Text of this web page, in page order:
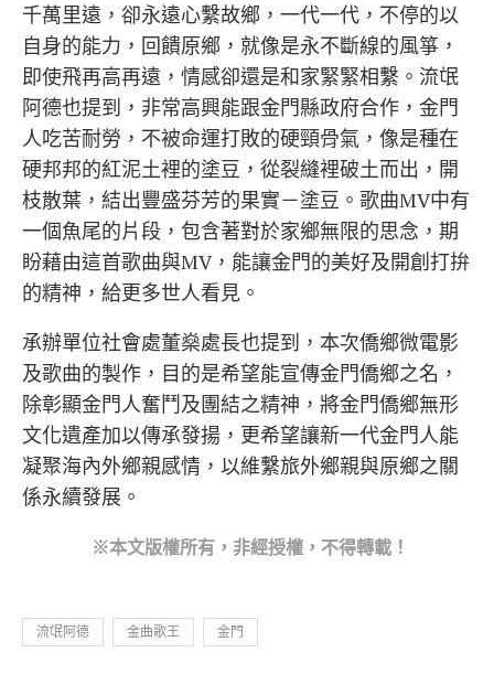
千萬里遠，卻永遠心繫故鄉，一代一代，不停的以
自身的能力，回饋原鄉，就像是永不斷線的風箏，
即使飛再高再遠，情感卻還是和家緊緊相繫。流氓
阿德也提到，非常高興能跟金門縣政府合作，金門
人吃苦耐勞，不被命運打敗的硬頸骨氣，像是種在
硬邦邦的紅泥土裡的塗豆，從裂縫裡破土而出，開
枝散葉，結出豐盛芬芳的果實－塗豆。歌曲MV中有
一個魚尾的片段，包含著對於家鄉無限的思念，期
盼藉由這首歌曲與MV，能讓金門的美好及開創打拚
的精神，給更多世人看見。
承辦單位社會處董燊處長也提到，本次僑鄉微電影
及歌曲的製作，目的是希望能宣傳金門僑鄉之名，
除彰顯金門人奮鬥及團結之精神，將金門僑鄉無形
文化遺產加以傳承發揚，更希望讓新一代金門人能
凝聚海內外鄉親感情，以維繫旅外鄉親與原鄉之關
係永續發展。
※本文版權所有，非經授權，不得轉載！
流氓阿德 金曲歌王 金門